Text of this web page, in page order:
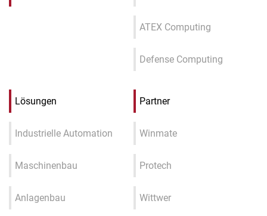
ATEX Computing
Defense Computing
Lösungen
Industrielle Automation
Maschinenbau
Anlagenbau
Partner
Winmate
Protech
Wittwer